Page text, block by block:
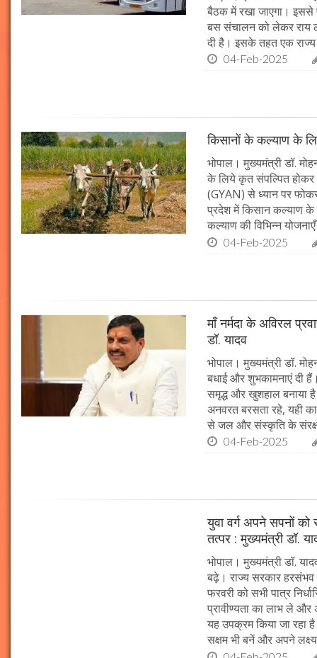
बैठक में रखा जाएगा। इससे
बस संचालन को लेकर राय
दी है। इसके तहत एक
04-Feb-2025
किसानों के कल्याण के
भोपाल। मुख्यमंत्री डॉ.
के लिये कृत संपल्पित होकर
(GYAN) से ध्यान पर
प्रदेश में किसान कल्याण के
कल्याण की विभिन्न
04-Feb-2025
माँ नर्मदा के अविरल
डॉ. यादव
भोपाल। मुख्यमंत्री डॉ.
बधाई और शुभकामनाएं दी
समृद्ध और खुशहाल बनाया
अनवरत बरसता रहे, यही
से जल और संस्कृति के
04-Feb-2025
युवा वर्ग अपने सपनों
तत्पर : मुख्यमंत्री डॉ.
भोपाल। मुख्यमंत्री डॉ.
बढ़े। राज्य सरकार
फरवरी को सभी पात्र
प्रावीण्यता का लाभ ले और
यह उपक्रम किया जा रहा
सक्षम भी बनें और अपने
02-Apr-2023 mp mirror samachar seva
दो दिनों की छुट्टी एन्जॉय करने के लिए बेहतरीन है दिल्ली के
आसपास बसी ये 4 जगहें
28-Feb-2020
सात ट्रेडिंग सेशन में 9 लाख करोड़ घटा अदाणी समूह का
mp mirror samachar seva